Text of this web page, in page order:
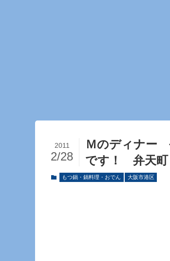
Ｍのディナー
です！ 弁天町
2011
2/28
もつ鍋・鍋料理・おでん 大阪市港区